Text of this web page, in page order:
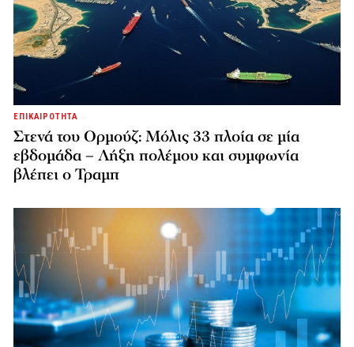
ΕΠΙΚΑΙΡΟΤΗΤΑ
Στενά του Ορμούζ: Μόλις 33 πλοία σε μία
εβδομάδα – Λήξη πολέμου και συμφωνία
βλέπει ο Τραμπ